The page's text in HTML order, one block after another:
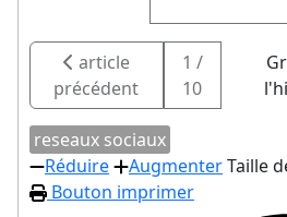
article
précédent
1 /
10
reseaux sociaux
Réduire
AugmenterTaille
Bouton imprimer